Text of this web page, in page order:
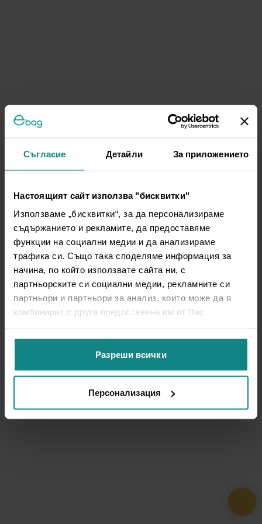
Съгласие Детайли За приложението
Настоящият сайт използва "бисквитки"
Използваме „бисквитки“, за да персонализираме
съдържанието и рекламите, да предоставяме
функции на социални медии и да анализираме
трафика си. Също така споделяме информация за
начина, по който използвате сайта ни, с
партньорските си социални медии, рекламните си
партньори и партньори за анализ, които може да я
комбинират с друга предоставена им от Вас
ползването от Ваша страна на услугите им.
Разреши всички
Персонализация